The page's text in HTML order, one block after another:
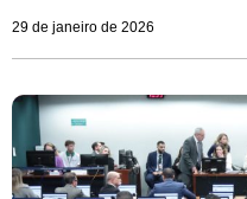
29 de janeiro de 2026